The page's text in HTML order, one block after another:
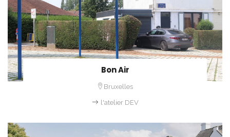
Bon Air
Bruxelles
l'atelier DEV